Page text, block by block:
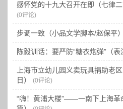
感怀党的十九大召开在即（七律
(0评论)
步调一致（小品文学脚本/赵保平）
陈毅训话：要严防“糖衣炮弹”（表
上海市立幼儿园义卖玩具捐助老
日）
(0评论)
“嗨！黄浦大楼”——一南下上海革